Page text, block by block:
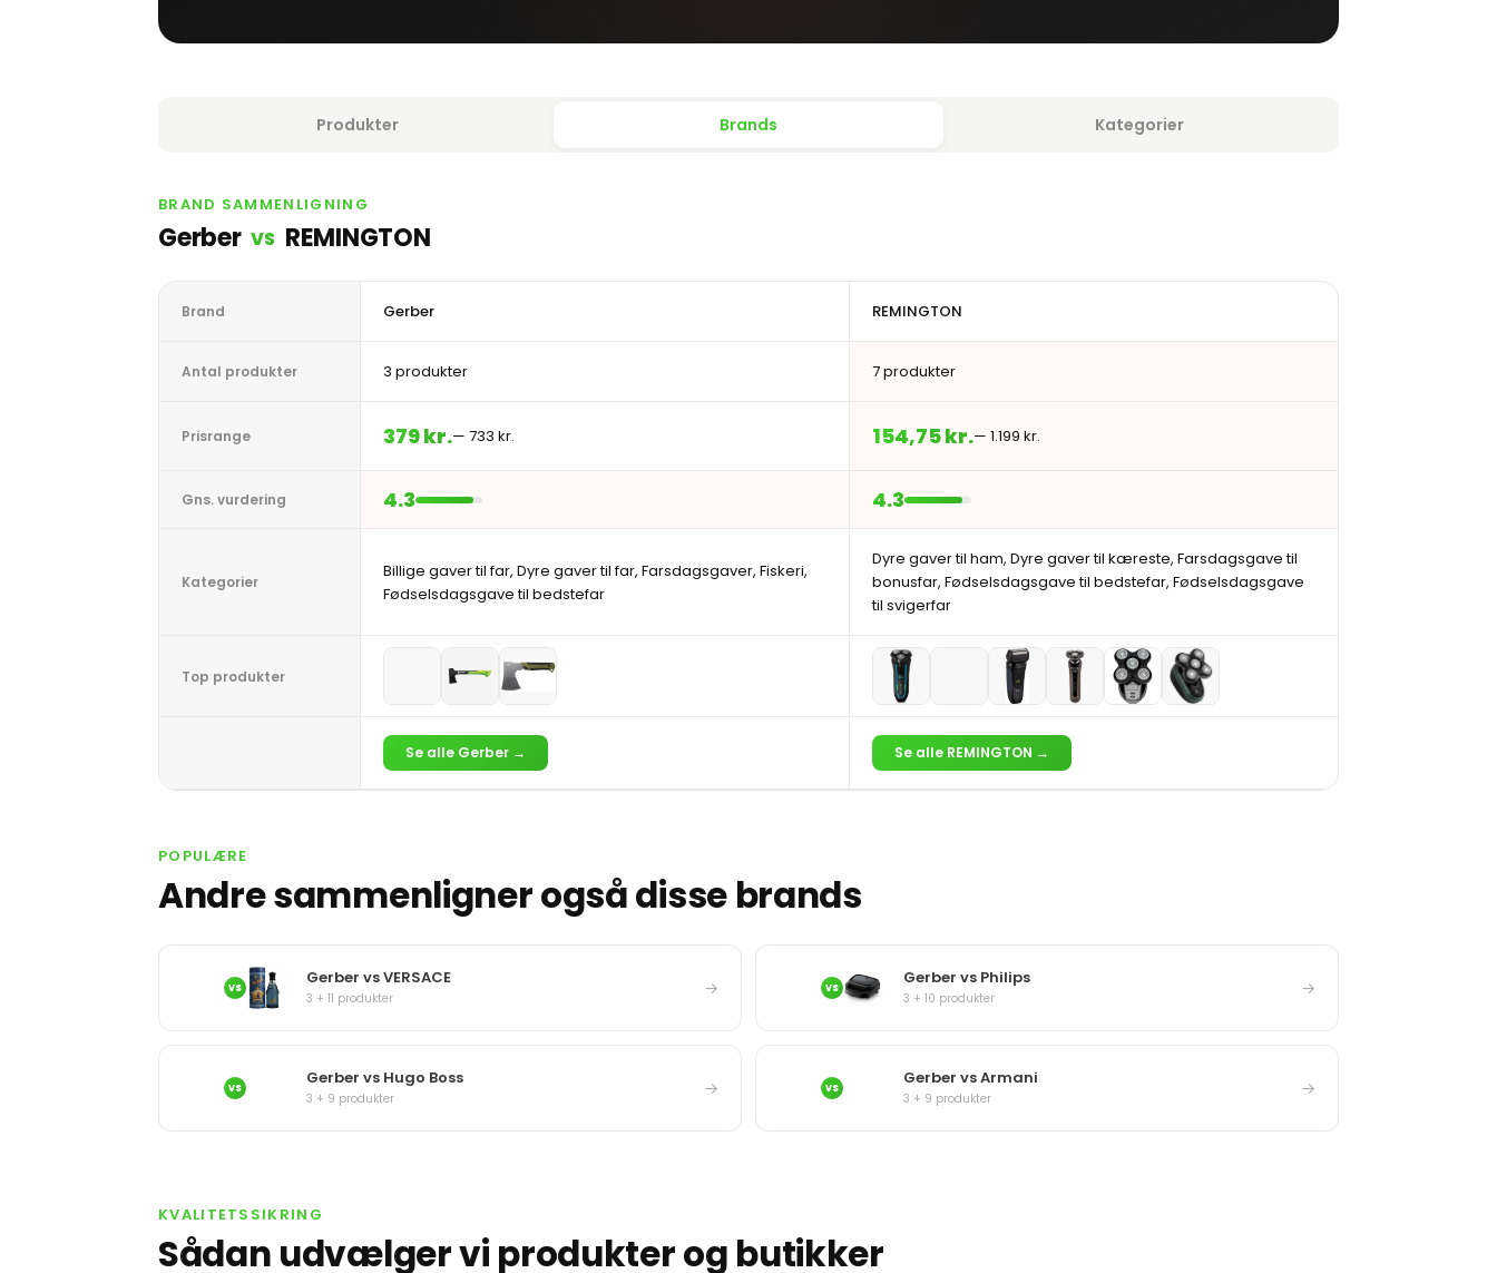
Produkter Brands Kategorier
BRAND SAMMENLIGNING
Gerber VS REMINGTON
Brand Gerber REMINGTON
Antal produkter 3 produkter 7 produkter
Prisrange 379 kr.— 733 kr. 154,75 kr.— 1.199 kr.
Gns. vurdering 4.3 4.3
Kategorier
Billige gaver til far, Dyre gaver til far, Farsdagsgaver, Fiskeri,
Fødselsdagsgave til bedstefar
Dyre gaver til ham, Dyre gaver til kæreste, Farsdagsgave til
bonusfar, Fødselsdagsgave til bedstefar, Fødselsdagsgave
til svigerfar
Top produkter
Se alle Gerber → Se alle REMINGTON →
POPULÆRE
Andre sammenligner også disse brands
VS Gerber vs VERSACE
3 + 11 produkter → VS Gerber vs Philips
3 + 10 produkter →
VS Gerber vs Hugo Boss
3 + 9 produkter → VS Gerber vs Armani
3 + 9 produkter →
KVALITETSSIKRING
Sådan udvælger vi produkter og butikker